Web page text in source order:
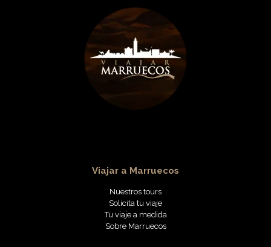
Viajar a Marruecos
Nuestros tours
Solicita tu viaje
Tu viaje a medida
Sobre Marruecos